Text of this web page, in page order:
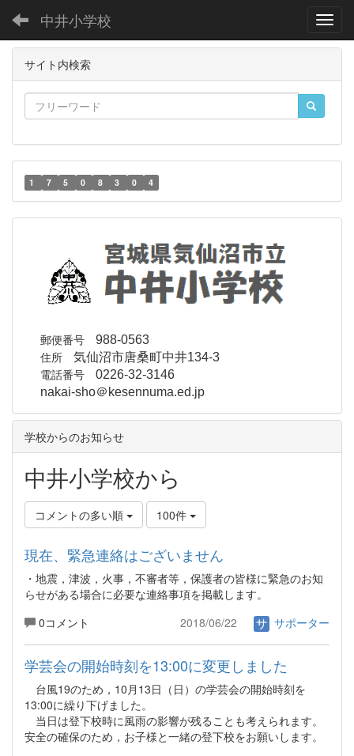
中井小学校
サイト内検索
1 7 5 0 8 3 0 4
郵便番号 988-0563
住所 気仙沼市唐桑町中井134-3
電話番号 0226-32-3146
nakai-sho＠kesennuma.ed.jp
学校からのお知らせ
中井小学校から
コメントの多い順 100件
現在、緊急連絡はございません
・地震，津波，火事，不審者等，保護者の皆様に緊急のお知
らせがある場合に必要な連絡事項を掲載します。
0コメント
2018/06/22 サポーター
学芸会の開始時刻を13:00に変更しました
台風19のため，10月13日（日）の学芸会の開始時刻を
13:00に繰り下げました。
当日は登下校時に風雨の影響が残ることも考えられます。
安全の確保のため，お子様と一緒の登下校をお願いします。